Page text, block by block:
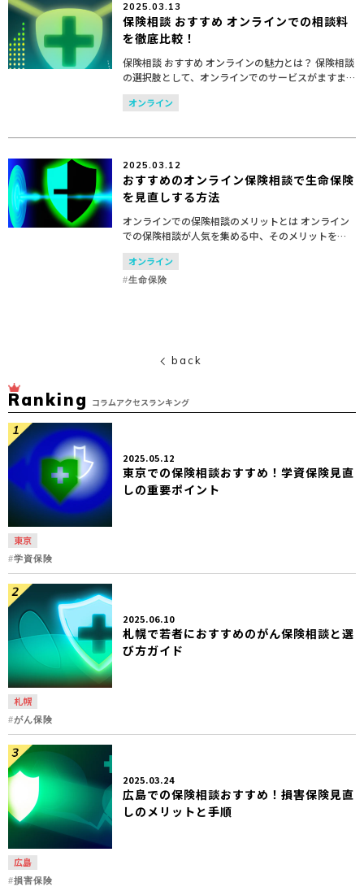
2025.03.13
保険相談 おすすめ オンラインでの相談料
を徹底比較！
保険相談 おすすめ オンラインの魅力とは？ 保険相談
の選択肢として、オンラインでのサービスがますま
す注目されています。その理由は、手軽さや効率性
に加え、多様なニーズに応じた柔軟なサービスを提
オンライン
2025.03.12
おすすめのオンライン保険相談で生命保険
を見直しする方法
オンラインでの保険相談のメリットとは オンライン
での保険相談が人気を集める中、そのメリットを理
解することは非常に重要です。ここでは、特に手軽
さ、時間と場所の選ばなさ、専門家からの情報提供
の利点について...
オンライン
生命保険
back
Ranking コラムアクセスランキング
2025.05.12
東京での保険相談おすすめ！学資保険見直
しの重要ポイント
東京
学資保険
2025.06.10
札幌で若者におすすめのがん保険相談と選
び方ガイド
札幌
がん保険
2025.03.24
広島での保険相談おすすめ！損害保険見直
しのメリットと手順
広島
損害保険